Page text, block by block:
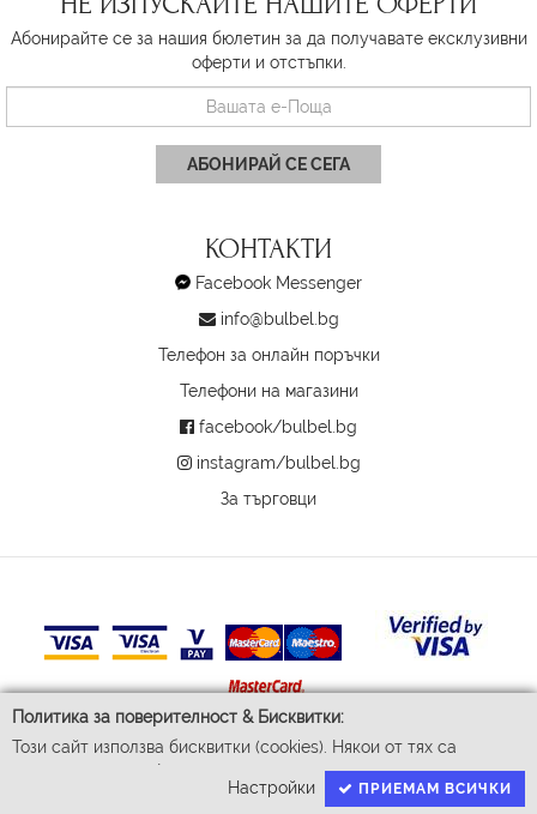
Политика за поверителност & Бисквитки:
Този сайт използва бисквитки (cookies). Някои от тях са
задължителни за функционирането му, докато други ни
помагат да подобрим Вашето преживяване. За да доставим
Настройки ПРИЕМАМ ВСИЧКИ
Абонирайте се за нашия бюлетин за да получавате ексклузивни
оферти и отстъпки.
АБОНИРАЙ СЕ СЕГА
КОНТАКТИ
Facebook Messenger
info@bulbel.bg
Телефон за онлайн поръчки
Телефони на магазини
facebook/bulbel.bg
instagram/bulbel.bg
За търговци
© 2026 Бул-Бел ЕООД
Всички права запазени